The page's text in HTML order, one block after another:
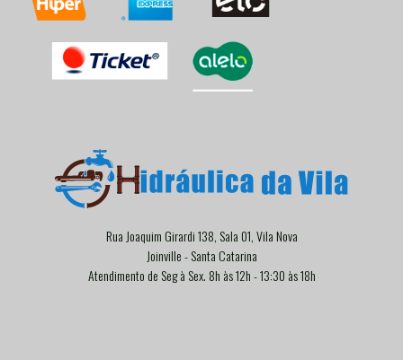
Rua Joaquim Girardi 138, Sala 01, Vila Nova
Joinville - Santa Catarina
Atendimento de Seg à Sex. 8h às 12h - 13:30 às 18h